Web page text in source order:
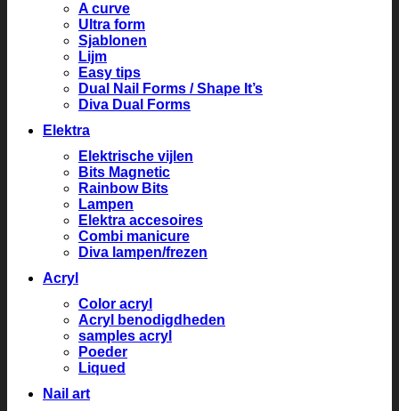
A curve
Ultra form
Sjablonen
Lijm
Easy tips
Dual Nail Forms / Shape It’s
Diva Dual Forms
Elektra
Elektrische vijlen
Bits Magnetic
Rainbow Bits
Lampen
Elektra accesoires
Combi manicure
Diva lampen/frezen
Acryl
Color acryl
Acryl benodigdheden
samples acryl
Poeder
Liqued
Nail art